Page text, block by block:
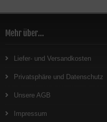
Mehr über...
Liefer- und Versandkosten
Privatsphäre und Datenschutz
Unsere AGB
Impressum